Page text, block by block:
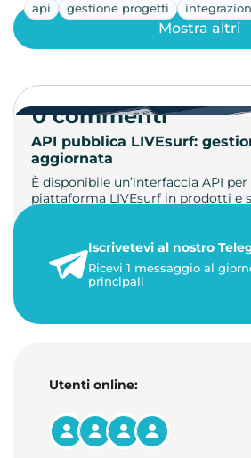
api gestione progetti
API pubblica LIVEsurf:
aggiornata
È disponibile un’interfaccia API
piattaforma LIVEsurf in prodotti e
23 maggio 2026
1 minuto di lettura
Mostra altri
0 commenti
Iscrivetevi al nostro
Ricevi 1 messaggio al
principali
Utenti online: